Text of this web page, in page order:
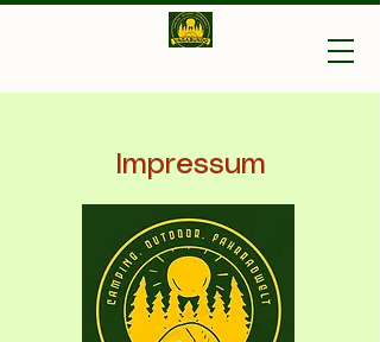
Vagabundo-Ihr Outdoor
Impressum